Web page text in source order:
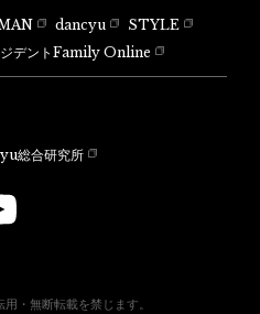
dancyu
STYLE
ジデントFamily Online
総合研究所
・無断転載を禁じます。